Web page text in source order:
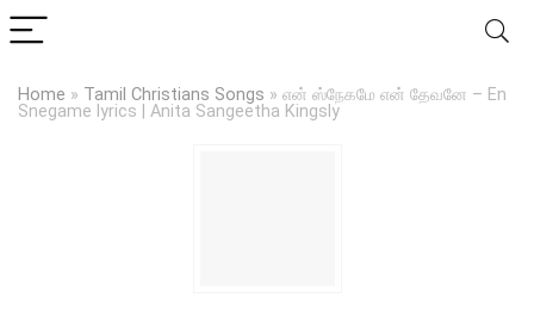
Home » Tamil Christians Songs » என் ஸ்நேகமே என் தேவனே – En
Snegame lyrics | Anita Sangeetha Kingsly